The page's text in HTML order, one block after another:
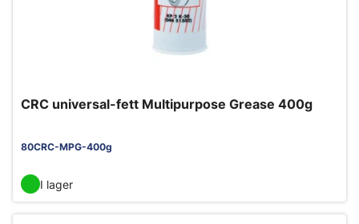
CRC universal-fett Multipurpose Grease 400g
80CRC-MPG-400g
I lager